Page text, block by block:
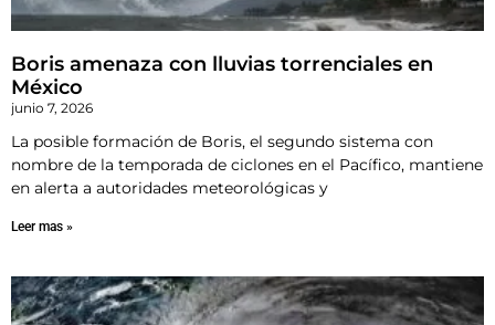
Boris amenaza con lluvias torrenciales en
México
junio 7, 2026
La posible formación de Boris, el segundo sistema con
nombre de la temporada de ciclones en el Pacífico, mantiene
en alerta a autoridades meteorológicas y
Leer mas »